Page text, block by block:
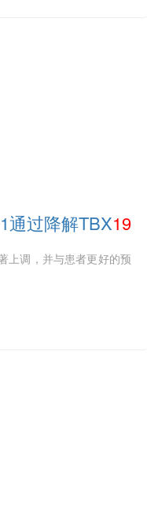
通过降解TBX19
上调，并与患者更好的预